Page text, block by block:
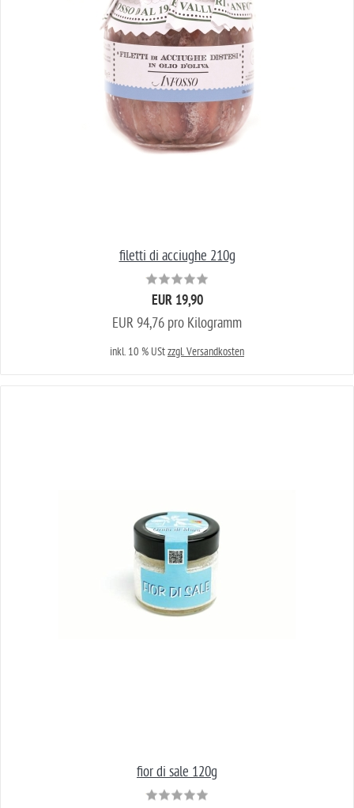
filetti di acciughe 210g
EUR 19,90
EUR 94,76 pro Kilogramm
inkl. 10 % UStzzgl. Versandkosten
fior di sale 120g